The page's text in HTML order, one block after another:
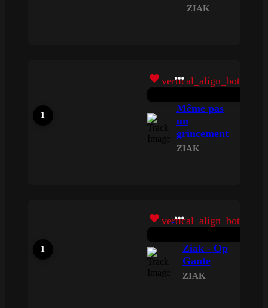
ZIAK
vertical_align_bottom
Même pas
un
grincement
ZIAK
vertical_align_bottom
Ziak - Op
Gante
ZIAK